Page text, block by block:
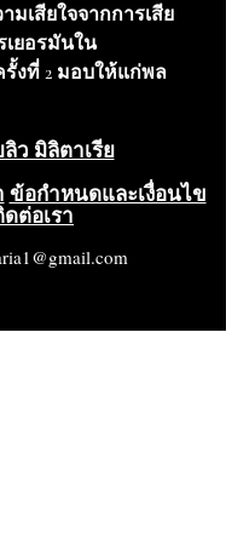
มเสียใจจากการเสีย
ยอรมันใน
งที่ 2 มอบให้แก่พล
ว มิลิตาเรีย
ข้อกำหนดและเงื่อนไข
ต่อเรา